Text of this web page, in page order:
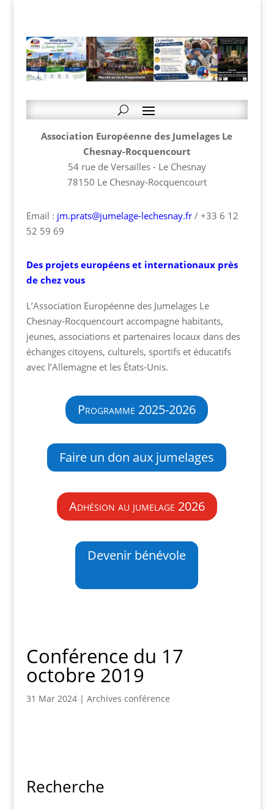
Association Européenne des Jumelages Le
Chesnay-Rocquencourt
54 rue de Versailles - Le Chesnay
78150 Le Chesnay-Rocquencourt
Email : jm.prats@jumelage-lechesnay.fr/ +33 6 12
52 59 69
Des projets européens et internationaux près
de chez vous
L’Association Européenne des Jumelages Le
Chesnay-Rocquencourt accompagne habitants,
jeunes, associations et partenaires locaux dans des
échanges citoyens, culturels, sportifs et éducatifs
avec l’Allemagne et les États-Unis.
Programme 2025-2026
Faire un don aux jumelages
Adhésion au jumelage 2026
Devenir bénévole
Conférence du 17
octobre 2019
31 Mar 2024| Archives conférence
Recherche